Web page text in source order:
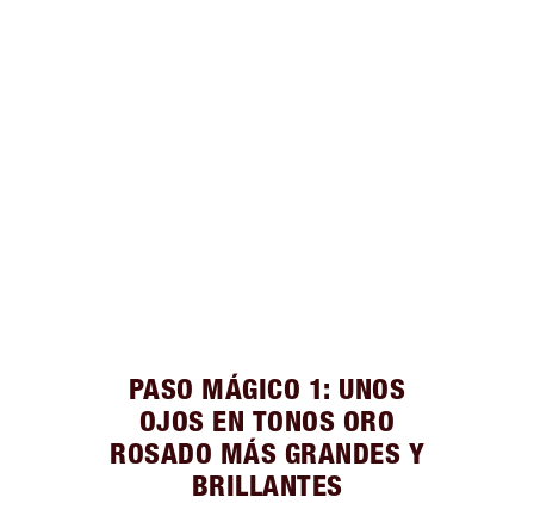
PASO MÁGICO 1: UNOS
OJOS EN TONOS ORO
ROSADO MÁS GRANDES Y
BRILLANTES